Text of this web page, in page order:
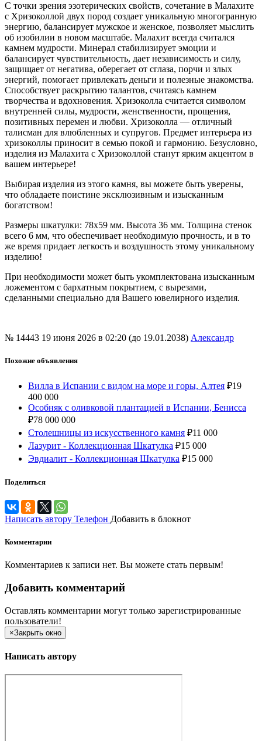
С точки зрения эзотерических свойств, сочетание в Малахите
с Хризоколлой двух пород создает уникальную многогранную
энергию, балансирует мужское и женское, позволяет мыслить
об изобилии в новом масштабе. Малахит всегда считался
камнем мудрости. Минерал стабилизирует эмоции и
балансирует чувствительность, дает независимость и силу,
защищает от негатива, оберегает от сглаза, порчи и злых
энергий, помогает привлекать деньги и полезные знакомства.
Способствует раскрытию талантов, считаясь камнем
творчества и вдохновения. Хризоколла считается символом
внутренней силы, мудрости, женственности, прощения,
позитивных перемен и любви. Хризоколла — отличный
талисман для влюбленных и супругов. Предмет интерьера из
хризоколлы приносит в семью покой и гармонию. Безусловно,
изделия из Малахита с Хризоколлой станут ярким акцентом в
вашем интерьере!
Выбирая изделия из этого камня, вы можете быть уверены,
что обладаете поистине эксклюзивным и изысканным
богатством!
Размеры шкатулки: 78x59 мм. Высота 36 мм. Толщина стенок
всего 6 мм, что обеспечивает необходимую прочность, и в то
же время придает легкость и воздушность этому уникальному
изделию!
При необходимости может быть укомплектована изысканным
ложементом с бархатным покрытием, с вырезами,
сделанными специально для Вашего ювелирного изделия.
№ 14443 19 июня 2026 в 02:20 (до 19.01.2038) Александр
Похожие объявления
Вилла в Испании с видом на море и горы, Алтея ₽19
400 000
Особняк с оливковой плантацией в Испании, Бенисса
₽78 000 000
Столешницы из искусственного камня ₽11 000
Лазурит - Коллекционная Шкатулка ₽15 000
Эвдиалит - Коллекционная Шкатулка ₽15 000
Поделиться
Написать автору Телефон Добавить в блокнот
Комментарии
Комментариев к записи нет. Вы можете стать первым!
Добавить комментарий
Оставлять комментарии могут только зарегистрированные
пользователи!
×Закрыть окно
Написать автору